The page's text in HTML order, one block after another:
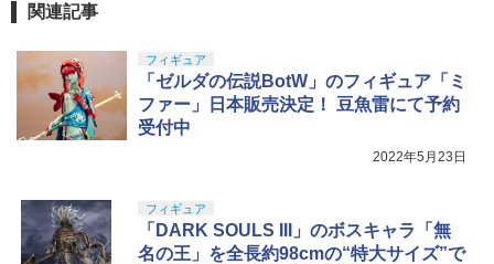
5
ラジオコントロールカー パトカーラジコ
ン 男の子 プレゼント 誕生日 プレゼント
LINX 送料無料
￥2,100
LL 草薙素子 約140mm PVC&ABS製 塗
装済み可動フィギュア
￥9,618
ロモデラー共同開発】 超極細 ガラスヤ
スリ ５点セット ガンプラ プラモデル ゲ
ート処理 模型 フィギュア［知的財産権
登録済］ verty-s
￥710
関連記事
フィギュア
「ゼルダの伝説BotW」のフィギュア「ミ
ファー」日本販売決定！ 豆魚雷にて予約
受付中
2022年5月23日
フィギュア
「DARK SOULS III」のボスキャラ「無
名の王」を全長約98cmの“特大サイズ”で